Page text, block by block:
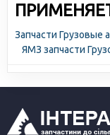
Запчасти Грузовые
ЯМЗ запчасти